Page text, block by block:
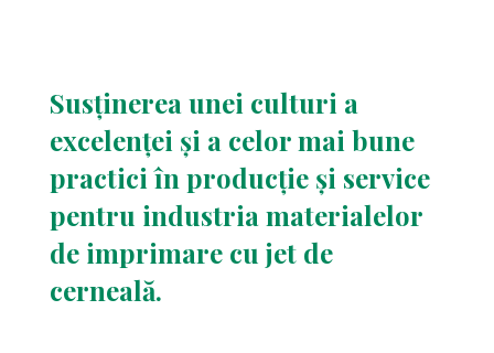
Susținerea unei culturi a
excelenței și a celor mai bune
practici în producție și service
pentru industria materialelor
de imprimare cu jet de
cerneală.